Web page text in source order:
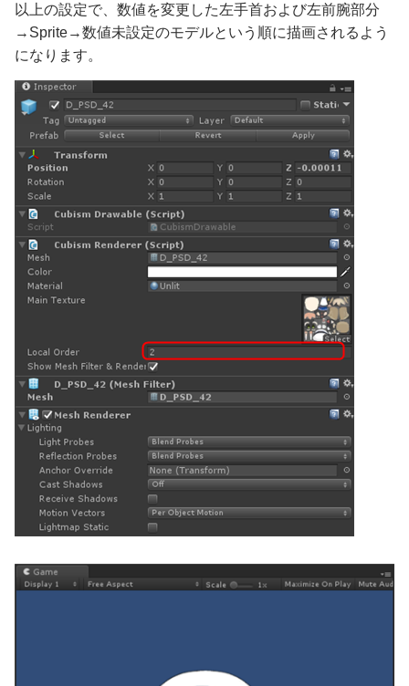
以上の設定で、数値を変更した左手首および左前腕部分
→Sprite→数値未設定のモデルという順に描画されるよう
になります。